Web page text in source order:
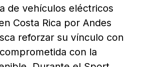
de vehículos eléctricos
Costa Rica por Andes
reforzar su vínculo con
con la